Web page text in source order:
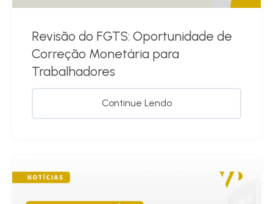
Revisão do FGTS: Oportunidade de
Correção Monetária para
Trabalhadores
Continue Lendo